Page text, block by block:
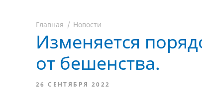
Главная Новости
Изменяется
от бешенства.
26 СЕНТЯБРЯ 2022